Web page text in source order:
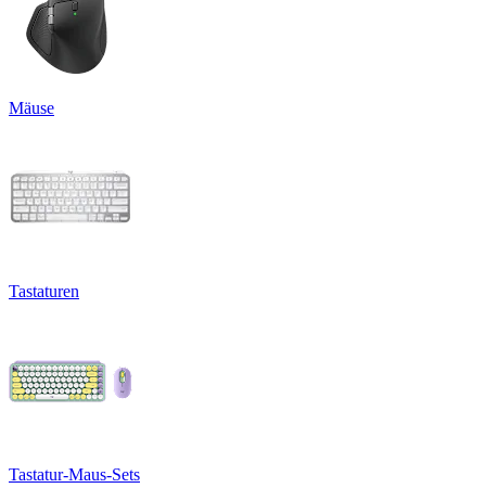
Mäuse
Tastaturen
Tastatur-Maus-Sets